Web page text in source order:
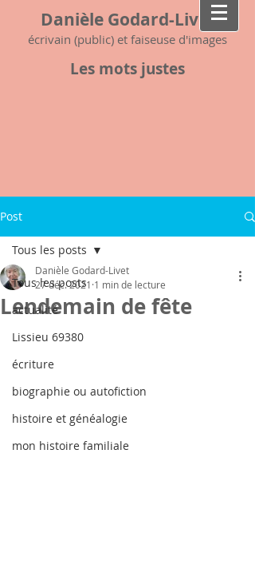
Danièle Godard-Livet
écrivain (public) et faiseuse d'images
Les mots justes
Post
Tous les posts
actualité
Lissieu 69380
écriture
biographie ou autofiction
histoire et généalogie
mon histoire familiale
Tous les posts
Lendemain de fête
Danièle Godard-Livet
27 déc. 2021 1 min de lecture